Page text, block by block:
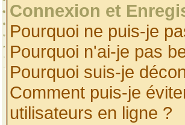
Connexion et
Pourquoi ne puis-je
Pourquoi n'ai-je pas
Pourquoi suis-je
Comment puis-je
utilisateurs en ligne ?